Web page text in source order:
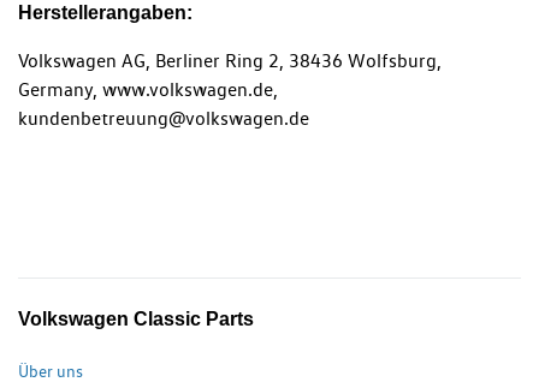
Herstellerangaben:
Volkswagen AG, Berliner Ring 2, 38436 Wolfsburg,
Germany, www.volkswagen.de,
kundenbetreuung@volkswagen.de
Volkswagen Classic Parts
Über uns